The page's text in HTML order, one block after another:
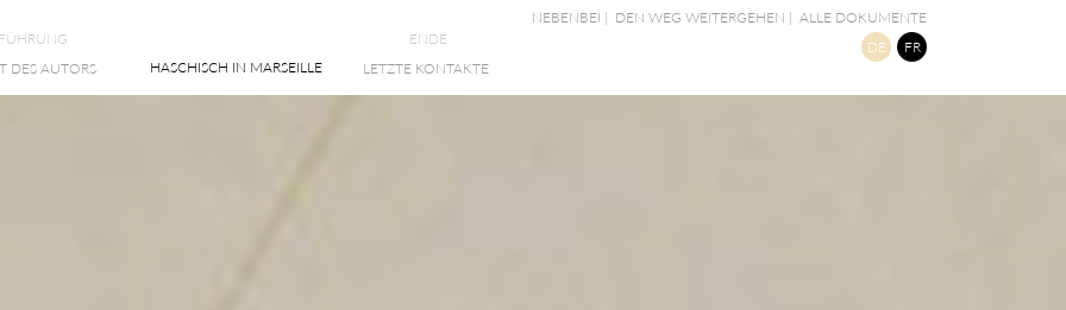
DES AUTORS
HASCHISCH IN MARSEILLE
ENDE
LETZTE KONTAKTE
NEBENBEI | DEN WEG WEITERGEHEN | ALLE DOKUMENTE
DE
FR